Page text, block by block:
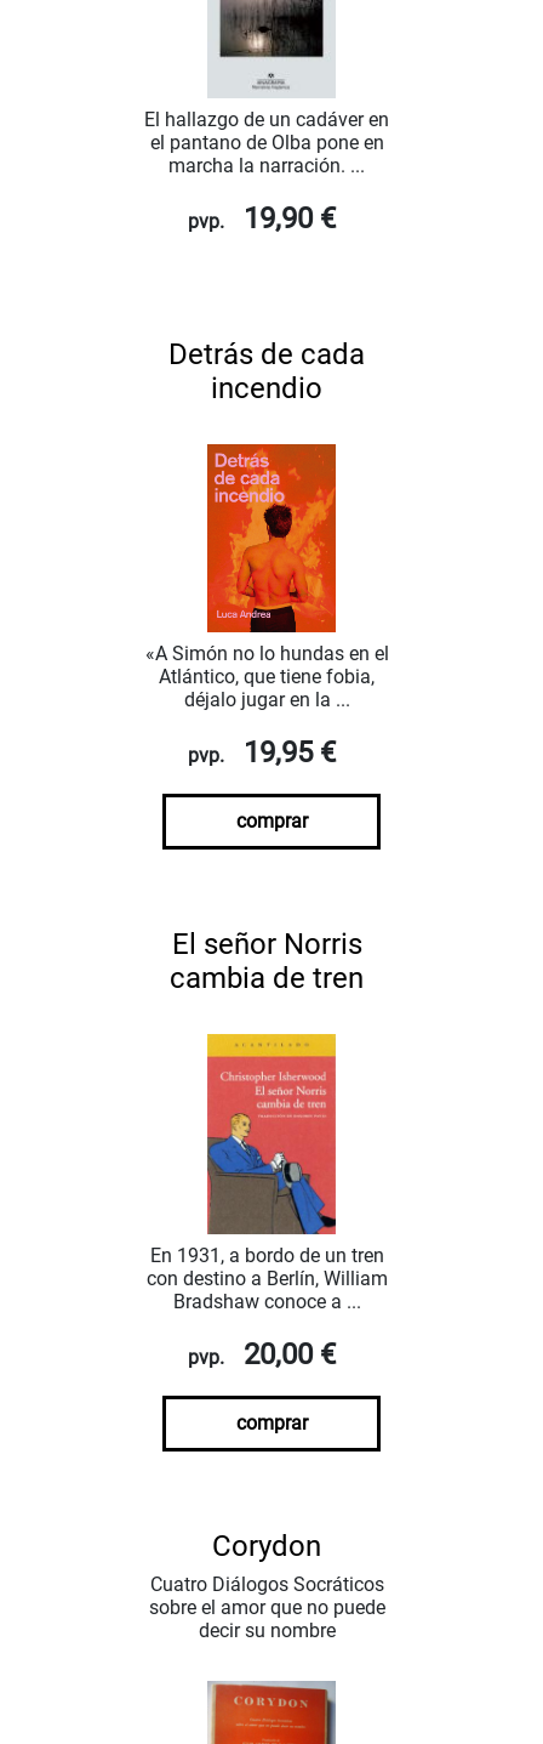
El hallazgo de un cadáver en
el pantano de Olba pone en
marcha la narración. ...
pvp. 19,90 €
Detrás de cada
incendio
«A Simón no lo hundas en el
Atlántico, que tiene fobia,
déjalo jugar en la ...
pvp. 19,95 €
comprar
El señor Norris
cambia de tren
En 1931, a bordo de un tren
con destino a Berlín, William
Bradshaw conoce a ...
pvp. 20,00 €
comprar
Corydon
Cuatro Diálogos Socráticos
sobre el amor que no puede
decir su nombre